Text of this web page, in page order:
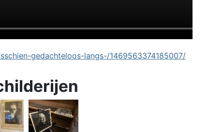
gedachteloos-langs-/1469563374185007/